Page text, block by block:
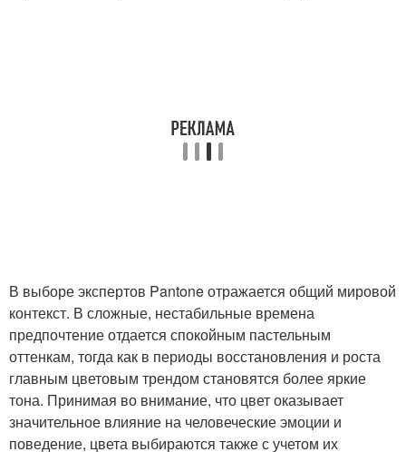
В выборе экспертов Pantone отражается общий мировой
контекст. В сложные, нестабильные времена
предпочтение отдается спокойным пастельным
оттенкам, тогда как в периоды восстановления и роста
главным цветовым трендом становятся более яркие
тона. Принимая во внимание, что цвет оказывает
значительное влияние на человеческие эмоции и
поведение, цвета выбираются также с учетом их